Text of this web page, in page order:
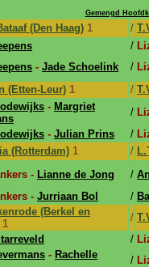
Gemengd
(Den Haag) 1 /
/
- Jade Schoelink /
(Etten-Leur) 1 /
- Margriet
/
- Julian Prins /
(Rotterdam) 1 /
- Lianne de Jong /
- Jurriaan Bol /
(Berkel en
1
/
/
- Rachelle
/